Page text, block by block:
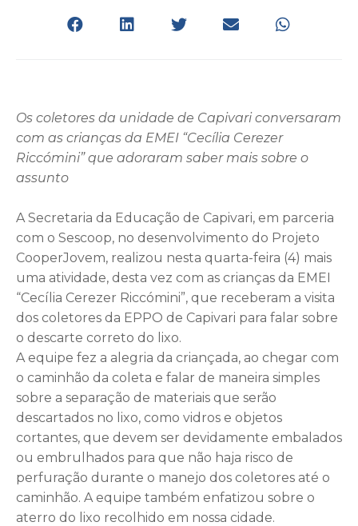
Os coletores da unidade de Capivari conversaram
com as crianças da EMEI “Cecília Cerezer
Riccómini” que adoraram saber mais sobre o
assunto
A Secretaria da Educação de Capivari, em parceria
com o Sescoop, no desenvolvimento do Projeto
CooperJovem, realizou nesta quarta-feira (4) mais
uma atividade, desta vez com as crianças da EMEI
“Cecília Cerezer Riccómini”, que receberam a visita
dos coletores da EPPO de Capivari para falar sobre
o descarte correto do lixo.
A equipe fez a alegria da criançada, ao chegar com
o caminhão da coleta e falar de maneira simples
sobre a separação de materiais que serão
descartados no lixo, como vidros e objetos
cortantes, que devem ser devidamente embalados
ou embrulhados para que não haja risco de
perfuração durante o manejo dos coletores até o
caminhão. A equipe também enfatizou sobre o
aterro do lixo recolhido em nossa cidade.